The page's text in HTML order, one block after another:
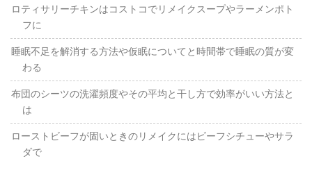
ロティサリーチキンはコストコでリメイクスープやラーメンポト
フに
睡眠不足を解消する方法や仮眠についてと時間帯で睡眠の質が変
わる
布団のシーツの洗濯頻度やその平均と干し方で効率がいい方法と
は
ローストビーフが固いときのリメイクにはビーフシチューやサラ
ダで